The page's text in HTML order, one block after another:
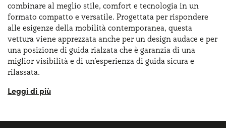
combinare al meglio stile, comfort e tecnologia in un
formato compatto e versatile. Progettata per rispondere
alle esigenze della mobilità contemporanea, questa
vettura viene apprezzata anche per un design audace e per
una posizione di guida rialzata che è garanzia di una
miglior visibilità e di un’esperienza di guida sicura e
rilassata.
La Citroën C3 è uno dei modelli di maggior successo nella